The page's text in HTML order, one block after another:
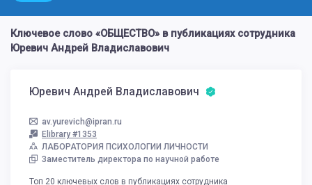
Ключевое слово «ОБЩЕСТВО» в публикациях сотрудника
Юревич Андрей Владиславович
Юревич Андрей Владиславович
av.yurevich@ipran.ru
Elibrary #1353
ЛАБОРАТОРИЯ ПСИХОЛОГИИ ЛИЧНОСТИ
Заместитель директора по научной работе
Топ 20 ключевых слов в публикациях сотрудника